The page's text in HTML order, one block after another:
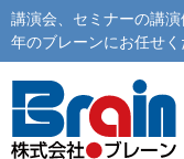
講演会 セミナーの講演
年のブレーンにお任せく